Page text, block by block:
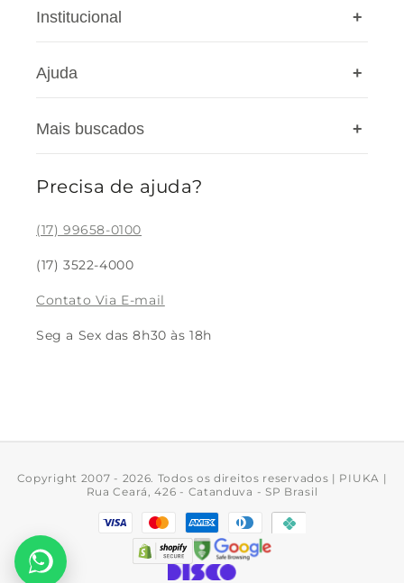
Institucional +
A Piuka
Privacidade
Blog
Ajuda +
Cashback
Devolução
Rastreio
Trabalhe Conosco
Mais buscados +
Colar Feminino
Pulseira Feminina
Brinco Feminino
Bracelete Feminino
Acessórios
Precisa de ajuda?
(17) 99658-0100
(17) 3522-4000
Contato Via E-mail
Seg a Sex das 8h30 às 18h
Copyright 2007 - 2026. Todos os direitos reservados | PIUKA |
Rua Ceará, 426 - Catanduva - SP Brasil
Formas
de
pagamento